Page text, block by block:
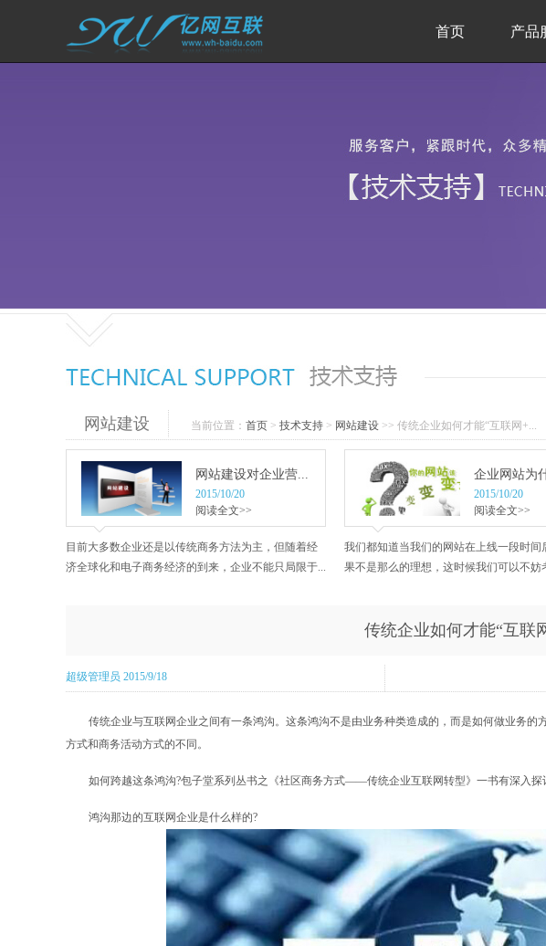
首页 产品
网站建设 当前位置： 首页 > 技术支持 > 网站建设 >> 传统企业如何才能“互联网+...
网站建设对企业营...
2015/10/20
阅读全文>>
目前大多数企业还是以传统商务方法为主，但随着经
济全球化和电子商务经济的到来，企业不能只局限于...
企业网站为
2015/10/20
阅读全文>>
我们都知道当我们的网站在上线一段时间
果不是那么的理想，这时候我们可以不妨
传统企业如何才能“互联
超级管理员 2015/9/18
传统企业与互联网企业之间有一条鸿沟。这条鸿沟不是由业务种类造成的，而是如何做业务
方式和商务活动方式的不同。
如何跨越这条鸿沟?包子堂系列丛书之《社区商务方式——传统企业互联网转型》一书有深入探
鸿沟那边的互联网企业是什么样的?